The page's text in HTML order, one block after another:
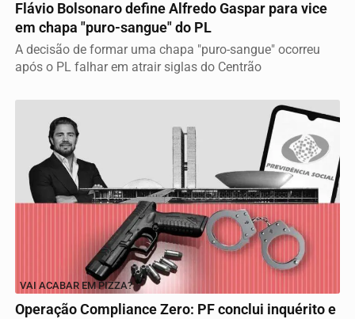
Flávio Bolsonaro define Alfredo Gaspar para vice
em chapa "puro-sangue" do PL
A decisão de formar uma chapa "puro-sangue" ocorreu
após o PL falhar em atrair siglas do Centrão
VAI ACABAR EM PIZZA?
Operação Compliance Zero: PF conclui inquérito e